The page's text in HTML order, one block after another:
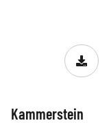
Kammerstein